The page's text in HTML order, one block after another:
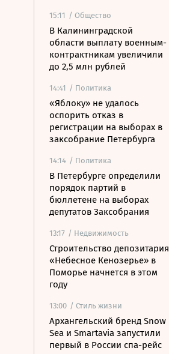
15:11 / Общество
В Калининградской
области выплату военным-
контрактникам увеличили
до 2,5 млн рублей
14:41 / Политика
«Яблоку» не удалось
оспорить отказ в
регистрации на выборах в
заксобрание Петербурга
14:14 / Политика
В Петербурге определили
порядок партий в
бюллетене на выборах
депутатов Заксобрания
13:17 / Недвижимость
Строительство депозитария
«Небесное Кенозерье» в
Поморье начнется в этом
году
13:00 / Стиль жизни
Архангельский бренд Snow
Sea и Smartavia запустили
первый в России спа-рейс